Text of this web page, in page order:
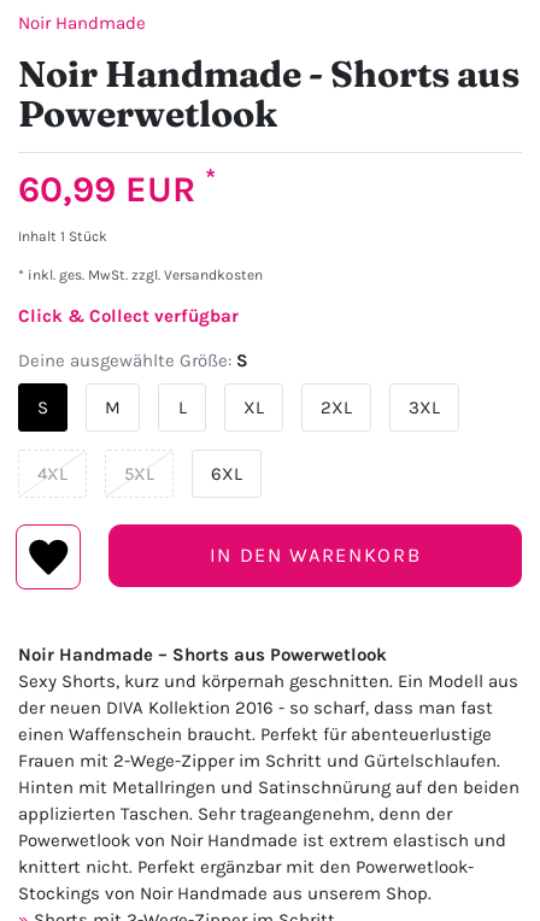
Noir Handmade
Noir Handmade - Shorts aus
Powerwetlook
60,99 EUR *
Inhalt 1 Stück
* inkl. ges. MwSt. zzgl. Versandkosten
Click & Collect verfügbar
Deine ausgewählte Größe: S
S M L XL 2XL 3XL
4XL 5XL 6XL
IN DEN WARENKORB
Noir Handmade – Shorts aus Powerwetlook
Sexy Shorts, kurz und körpernah geschnitten. Ein Modell aus
der neuen DIVA Kollektion 2016 - so scharf, dass man fast
einen Waffenschein braucht. Perfekt für abenteuerlustige
Frauen mit 2-Wege-Zipper im Schritt und Gürtelschlaufen.
Hinten mit Metallringen und Satinschnürung auf den beiden
applizierten Taschen. Sehr trageangenehm, denn der
Powerwetlook von Noir Handmade ist extrem elastisch und
knittert nicht. Perfekt ergänzbar mit den Powerwetlook-
Stockings von Noir Handmade aus unserem Shop.